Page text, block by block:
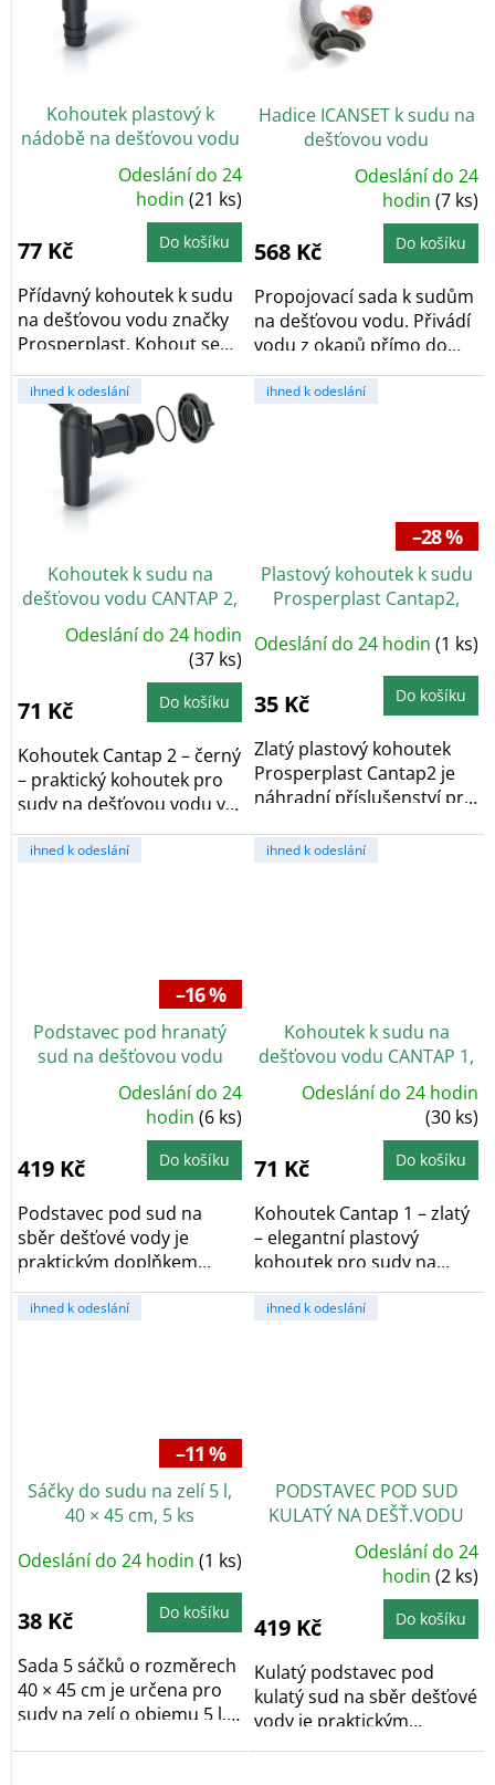
u
Kohoutek plastový k
nádobě na dešťovou vodu
CANTAP1
5,0
z
5
Odeslání do 24
hodin(21 ks)
77 Kč Do košíku
Přídavný kohoutek k sudu
na dešťovou vodu značky
Prosperplast. Kohout se
Hadice ICANSET k sudu na
dešťovou vodu
5,0
z
5
Odeslání do 24
hodin(7 ks)
568 Kč Do košíku
Propojovací sada k sudům
na dešťovou vodu. Přivádí
vodu z okapů přímo do
nádrže na...
ihned k odeslání
Kohoutek k sudu na
dešťovou vodu CANTAP 2,
černá
Odeslání do 24 hodin
(37 ks)
71 Kč Do košíku
Kohoutek Cantap 2 – černý
– praktický kohoutek pro
sudy na dešťovou vodu ve
zlatém...
ihned k odeslání
–28 %
Plastový kohoutek k sudu
Prosperplast Cantap2,
Odeslání do 24 hodin (1 ks)
35 Kč Do košíku
Zlatý plastový kohoutek
Prosperplast Cantap2 je
náhradní příslušenství pro
ihned k odeslání
–16 %
Podstavec pod hranatý
sud na dešťovou vodu
200–300 l, výška 33 cm
5,0
z
5
Odeslání do 24
hodin(6 ks)
419 Kč Do košíku
Podstavec pod sud na
sběr dešťové vody je
praktickým doplňkem
zahradních sudů....
ihned k odeslání
Kohoutek k sudu na
dešťovou vodu CANTAP 1,
zlatá
Odeslání do 24 hodin
(30 ks)
71 Kč Do košíku
Kohoutek Cantap 1 – zlatý
– elegantní plastový
kohoutek pro sudy na
dešťovou vodu....
ihned k odeslání
–11 %
Sáčky do sudu na zelí 5 l,
40 × 45 cm, 5 ks
Odeslání do 24 hodin (1 ks)
38 Kč Do košíku
Sada 5 sáčků o rozměrech
40 × 45 cm je určena pro
sudy na zelí o objemu 5 l.
ihned k odeslání
PODSTAVEC POD SUD
KULATÝ NA DEŠŤ.VODU
200L, 300L PH
5,0
z
5
Odeslání do 24
hodin(2 ks)
419 Kč Do košíku
Kulatý podstavec pod
kulatý sud na sběr dešťové
vody je praktickým
doplňkem zahradních...